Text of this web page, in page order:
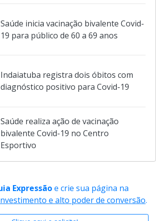
vacina bivalente Covid-19 no sábado
19 para público de 60 a 69 anos
diagnóstico positivo para Covid-19
Saúde realiza ação de vacinação
Esportivo